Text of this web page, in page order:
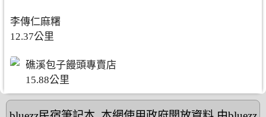
李傳仁麻糬
12.37公里
礁溪包子饅頭專賣店
15.88公里